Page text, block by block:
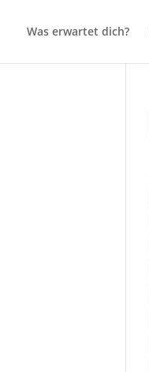
Was erwartet dich?